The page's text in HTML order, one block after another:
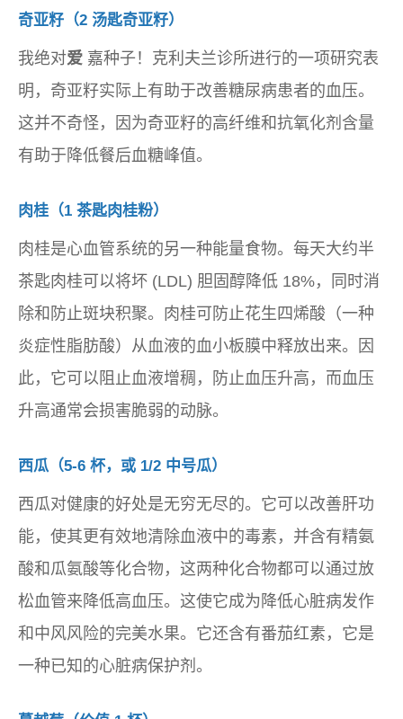
奇亚籽（2 汤匙奇亚籽）
我绝对爱 嘉种子！克利夫兰诊所进行的一项研究表
明，奇亚籽实际上有助于改善糖尿病患者的血压。
这并不奇怪，因为奇亚籽的高纤维和抗氧化剂含量
有助于降低餐后血糖峰值。
肉桂（1 茶匙肉桂粉）
肉桂是心血管系统的另一种能量食物。每天大约半
茶匙肉桂可以将坏 (LDL) 胆固醇降低 18%，同时消
除和防止斑块积聚。肉桂可防止花生四烯酸（一种
炎症性脂肪酸）从血液的血小板膜中释放出来。因
此，它可以阻止血液增稠，防止血压升高，而血压
升高通常会损害脆弱的动脉。
西瓜（5-6 杯，或 1/2 中号瓜）
西瓜对健康的好处是无穷无尽的。它可以改善肝功
能，使其更有效地清除血液中的毒素，并含有精氨
酸和瓜氨酸等化合物，这两种化合物都可以通过放
松血管来降低高血压。这使它成为降低心脏病发作
和中风风险的完美水果。它还含有番茄红素，它是
一种已知的心脏病保护剂。